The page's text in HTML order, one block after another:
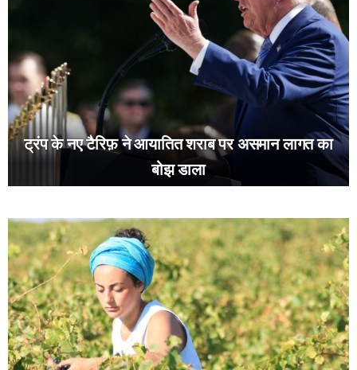
ट्रंप के नए टैरिफ़ ने आयातित शराब पर असमान लागत का
बोझ डाला